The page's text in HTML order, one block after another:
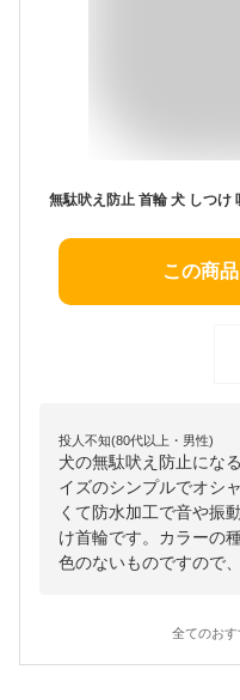
この商
投人不知(80代以上・男性)
犬の無駄吠え防止にな
イズのシンプルでオシ
くて防水加工で音や振
け首輪です。カラーの
色のないものですので
全てのおす